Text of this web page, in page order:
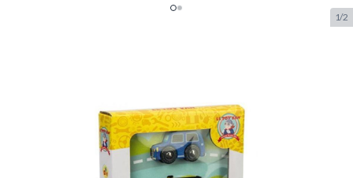
1/2
LTV.TV462 Merk:Le Toy Van